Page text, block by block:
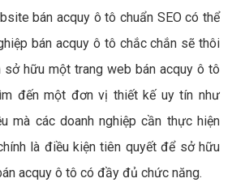
bán acquy ô tô chuẩn SEO có thể
bán acquy ô tô chắc chắn sẽ thôi
sở hữu một trang web bán acquy ô tô
đến một đơn vị thiết kế uy tín như
mà các doanh nghiệp cần thực hiện
là điều kiện tiên quyết để sở hữu
acquy ô tô có đầy đủ chức năng.